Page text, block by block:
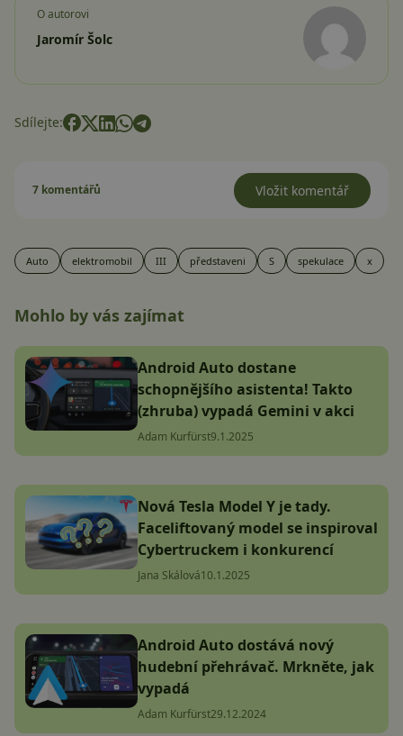
O autorovi
Jaromír Šolc
Sdílejte:
7 komentářů Vložit komentář
Auto elektromobil III představeni S spekulace x
Mohlo by vás zajímat
Android Auto dostane
schopnějšího asistenta! Takto
(zhruba) vypadá Gemini v akci
Adam Kurfürst9.1.2025
Nová Tesla Model Y je tady.
Faceliftovaný model se inspiroval
Cybertruckem i konkurencí
Jana Skálová10.1.2025
Android Auto dostává nový
hudební přehrávač. Mrkněte, jak
vypadá
Adam Kurfürst29.12.2024